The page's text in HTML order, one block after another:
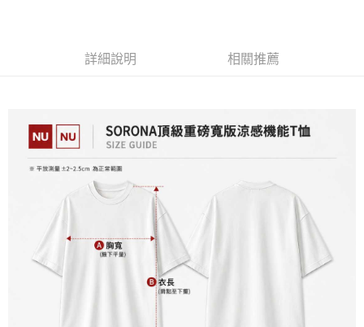
【繳款方式說明】
1.分期款項不併入電信帳單，「大哥付你分期」於每月結算日後寄送繳費提
2.透過簡訊連結打開帳單後，可選擇「超商條碼／台灣大直營門市／銀行轉
帳／街口支付／iPASS MONEY」等通路繳費。
【注意事項】
1.本服務係由「台灣大哥大股份有限公司」（以下簡稱本公司）所提供，讓
用戶於交易時，得透過本服務購買商品或服務，並由商店將買賣／分期付款
買賣價金債權讓與本公司後，依約使用本公司帳單繳交帳款。
2.基於同意付款使用「大哥付你分期」之契約關係目的，商店將以您的個人
資料（包含姓名、電話或地址）提供予台灣大哥大進項蒐集、處理及利用，
由本公司與您本人進行分期帳單所需資料之確認、核對及更正。
3.完整用戶服務條款，請詳閱以下連結：
AFTEE先享後付是「在收到商品之後才付款」的支付方式。 讓您購物簡單
３．安心：先確認商品／服務後，再付款。
【「AFTEE先享後付」結帳流程】
１．於結帳方式選擇「AFTEE先享後付」後，將跳轉至「AFTEE先享後付」
結帳頁面，進行簡訊認證並確認金額後，即可完成結帳。
２．訂單成立數日內，您將收到繳費通知簡訊。
３．收到繳費通知簡訊後14天內，點擊此簡訊中的連結，可透過四大超商／
ATM／網路銀行／等多元方式進行付款，方視為交易完成。
※ 請注意：結帳手續完成當下不需立刻繳費，但若您需要取消訂單，請聯絡
購買商品的店家。未經商家同意取消之訂單仍視為有效，需透過AFTEE先享
後付繳納相關費用。
※ 交易是否成功請以「AFTEE先享後付 」之結帳頁面顯示為準，若有關於
是否繳費成功／繳費後需取消欲退款等相關疑問，請聯繫「AFTEE先享後付
https://netprotections.freshdesk.com/support/home
全家付款取貨
每筆NT$65，滿NT$899(含以上)免運費
每筆NT$60，滿NT$899(含以上)免運費
7-11付款取貨
每筆NT$65，滿NT$899(含以上)免運費
每筆NT$60，滿NT$899(含以上)免運費
詳細說明 相關推薦